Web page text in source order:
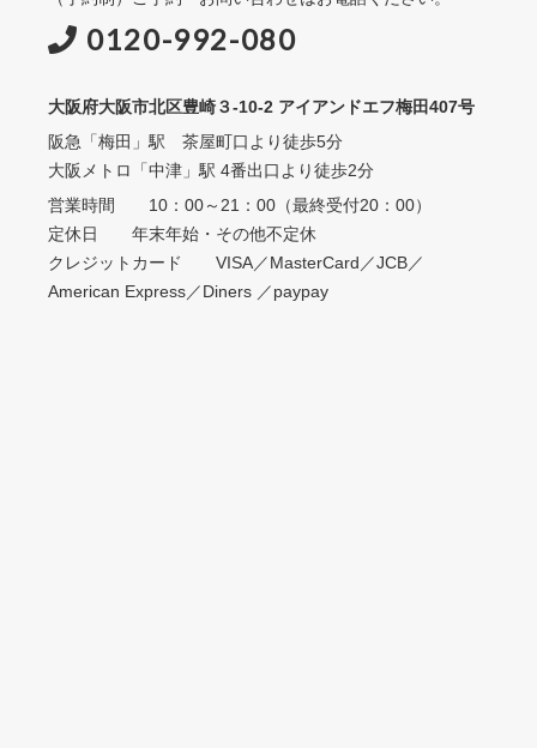
0120-992-080
大阪府大阪市北区豊崎３-10-2 アイアンドエフ梅田407号
阪急「梅田」駅 茶屋町口より徒歩5分
大阪メトロ「中津」駅 4番出口より徒歩2分
営業時間 10：00～21：00（最終受付20：00）
定休日 年末年始・その他不定休
クレジットカード VISA／MasterCard／JCB／
American Express／Diners ／paypay